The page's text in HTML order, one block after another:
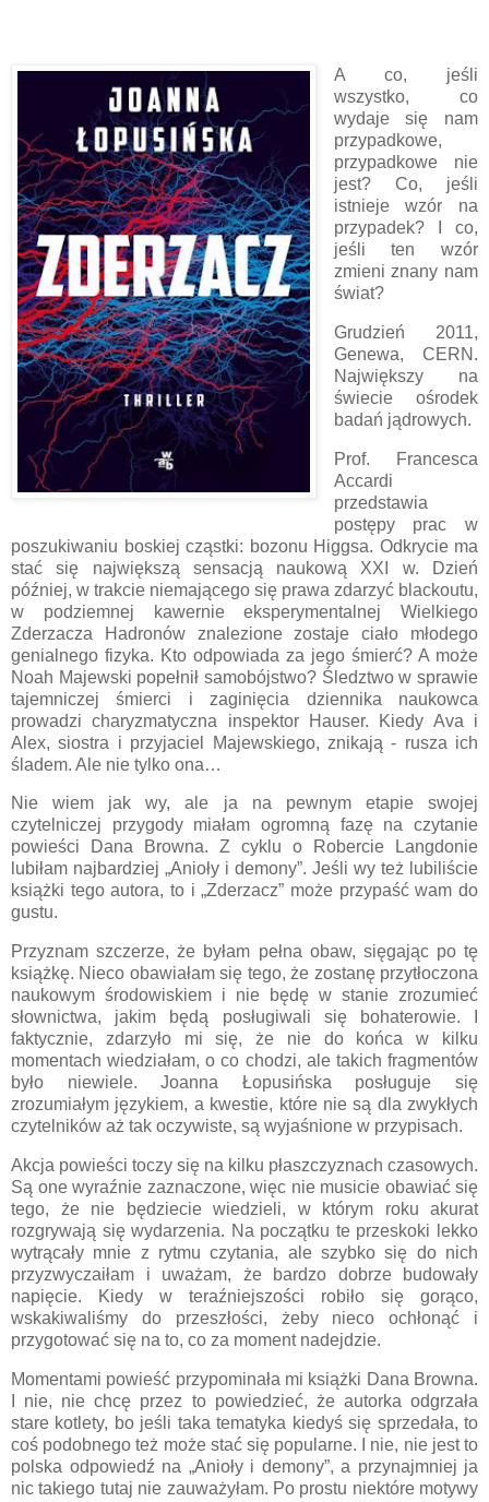
A co, jeśli
wszystko, co
wydaje się nam
przypadkowe,
przypadkowe nie
jest? Co, jeśli
istnieje wzór na
przypadek? I co,
jeśli ten wzór
zmieni znany nam
świat?
Grudzień 2011,
Genewa, CERN.
Największy na
świecie ośrodek
badań jądrowych.
Prof. Francesca
Accardi
przedstawia
postępy prac w
poszukiwaniu boskiej cząstki: bozonu Higgsa. Odkrycie ma
stać się największą sensacją naukową XXI w. Dzień
później, w trakcie niemającego się prawa zdarzyć blackoutu,
w podziemnej kawernie eksperymentalnej Wielkiego
Zderzacza Hadronów znalezione zostaje ciało młodego
genialnego fizyka. Kto odpowiada za jego śmierć? A może
Noah Majewski popełnił samobójstwo? Śledztwo w sprawie
tajemniczej śmierci i zaginięcia dziennika naukowca
prowadzi charyzmatyczna inspektor Hauser. Kiedy Ava i
Alex, siostra i przyjaciel Majewskiego, znikają - rusza ich
śladem. Ale nie tylko ona…
Nie wiem jak wy, ale ja na pewnym etapie swojej
czytelniczej przygody miałam ogromną fazę na czytanie
powieści Dana Browna. Z cyklu o Robercie Langdonie
lubiłam najbardziej „Anioły i demony”. Jeśli wy też lubiliście
książki tego autora, to i „Zderzacz” może przypaść wam do
gustu.
Przyznam szczerze, że byłam pełna obaw, sięgając po tę
książkę. Nieco obawiałam się tego, że zostanę przytłoczona
naukowym środowiskiem i nie będę w stanie zrozumieć
słownictwa, jakim będą posługiwali się bohaterowie. I
faktycznie, zdarzyło mi się, że nie do końca w kilku
momentach wiedziałam, o co chodzi, ale takich fragmentów
było niewiele. Joanna Łopusińska posługuje się
zrozumiałym językiem, a kwestie, które nie są dla zwykłych
czytelników aż tak oczywiste, są wyjaśnione w przypisach.
Akcja powieści toczy się na kilku płaszczyznach czasowych.
Są one wyraźnie zaznaczone, więc nie musicie obawiać się
tego, że nie będziecie wiedzieli, w którym roku akurat
rozgrywają się wydarzenia. Na początku te przeskoki lekko
wytrącały mnie z rytmu czytania, ale szybko się do nich
przyzwyczaiłam i uważam, że bardzo dobrze budowały
napięcie. Kiedy w teraźniejszości robiło się gorąco,
wskakiwaliśmy do przeszłości, żeby nieco ochłonąć i
przygotować się na to, co za moment nadejdzie.
Momentami powieść przypominała mi książki Dana Browna.
I nie, nie chcę przez to powiedzieć, że autorka odgrzała
stare kotlety, bo jeśli taka tematyka kiedyś się sprzedała, to
coś podobnego też może stać się popularne. I nie, nie jest to
polska odpowiedź na „Anioły i demony”, a przynajmniej ja
nic takiego tutaj nie zauważyłam. Po prostu niektóre motywy